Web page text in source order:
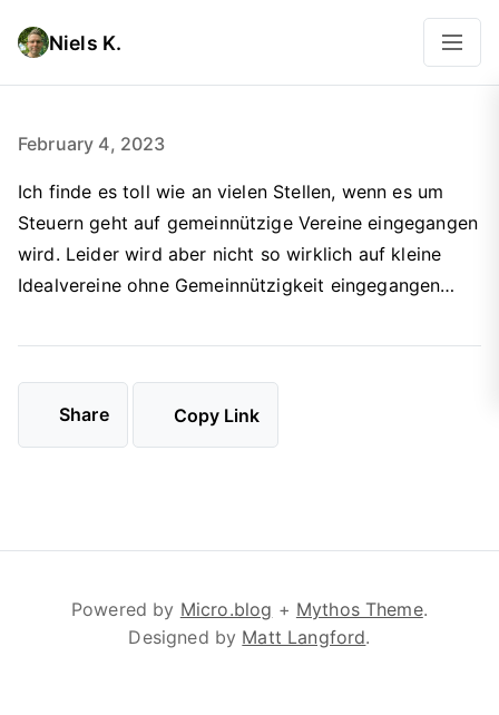
Niels K.
February 4, 2023
Ich finde es toll wie an vielen Stellen, wenn es um
Steuern geht auf gemeinnützige Vereine eingegangen
wird. Leider wird aber nicht so wirklich auf kleine
Idealvereine ohne Gemeinnützigkeit eingegangen…
Share Copy Link
Powered by Micro.blog + Mythos Theme.
Designed by Matt Langford.